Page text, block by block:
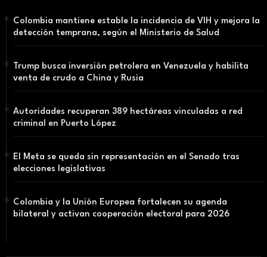
Colombia mantiene estable la incidencia de VIH y mejora la
detección temprana, según el Ministerio de Salud
Trump busca inversión petrolera en Venezuela y habilita
venta de crudo a China y Rusia
Autoridades recuperan 389 hectáreas vinculadas a red
criminal en Puerto López
El Meta se queda sin representación en el Senado tras
elecciones legislativas
Colombia y la Unión Europea fortalecen su agenda
bilateral y activan cooperación electoral para 2026